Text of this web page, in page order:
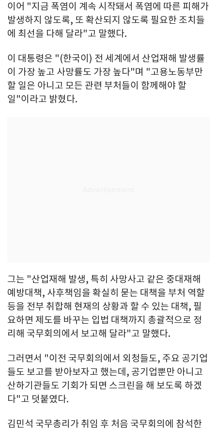
이어 "지금 폭염이 계속 시작돼서 폭염에 따른 피해가
발생하지 않도록, 또 확산되지 않도록 필요한 조치들
에 최선을 다해 달라"고 말했다.
이 대통령은 "(한국이) 전 세계에서 산업재해 발생률
이 가장 높고 사망률도 가장 높다"며 "고용노동부만
할 일은 아니고 모든 관련 부처들이 함께해야 할
일"이라고 밝혔다.
그는 "산업재해 발생, 특히 사망사고 같은 중대재해
예방대책, 사후책임을 확실히 묻는 대책을 부처 역할
등을 전부 취합해 현재의 상황과 할 수 있는 대책, 필
요하면 제도를 바꾸는 입법 대책까지 총괄적으로 정
리해 국무회의에서 보고해 달라"고 말했다.
그러면서 "이전 국무회의에서 외청들도, 주요 공기업
들도 보고를 받아보자고 했는데, 공기업뿐만 아니고
산하기관들도 기회가 되면 스크린을 해 보도록 하겠
다"고 덧붙였다.
김민석 국무총리가 취임 후 처음 국무회의에 참석한